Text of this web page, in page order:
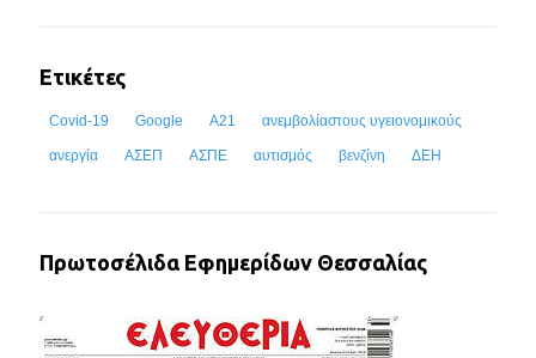
Ετικέτες
Covid-19 Google Α21 ανεμβολίαστους υγειονομικούς
ανεργία ΑΣΕΠ ΑΣΠΕ αυτισμός βενζίνη ΔΕΗ
Πρωτοσέλιδα Εφημερίδων Θεσσαλίας